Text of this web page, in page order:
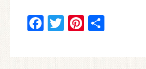
Facebook
Twitter
Pinterest